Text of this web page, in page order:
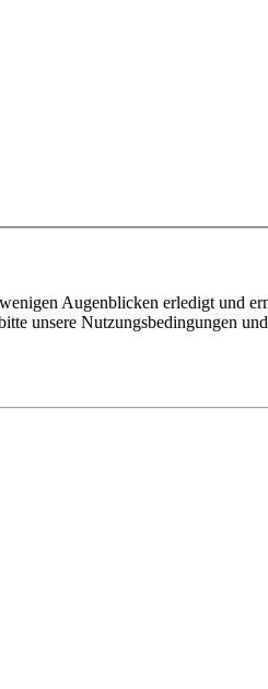
Augenblicken erledigt und
unsere Nutzungsbedingungen